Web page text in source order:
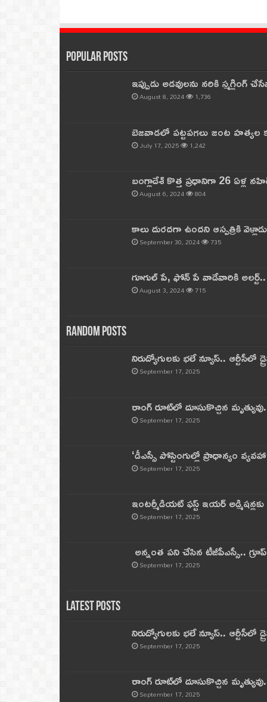
Popular Posts
ఇప్పుడు అడవులను నరికి
August 8, 2024 1,736
బెజవాడలో పట్టపగలు జంట
July 17, 2025 1,242
బంగ్లాదేశ్ కొత్త ప్రధానిగా 26 ఏళ్ల
August 6, 2024 804
కాలు దురదగా ఉందని ఆస్పత్రికి
September 30, 2024 735
గూగుల్ పే, ఫోన్ పే వాడేవారికి
August 3, 2024 715
Random Posts
నిరుద్యోగులకు భలే న్యూస్.. ఆర్టీసీలో
September 17, 2025
రాంగ్ రూట్‌లో దూసుకొచ్చిన
September 17, 2025
‘డీఎస్సీ పోస్టింగుల్లో ప్రాధాన్యం
September 17, 2025
ఇంటర్మీడియట్ ఫస్ట్‌ ఇయర్‌
September 17, 2025
అన్నంత పని చేసిన టీజీపీఎస్సీ..
September 17, 2025
Latest Posts
నిరుద్యోగులకు భలే న్యూస్.. ఆర్టీసీలో
September 17, 2025
రాంగ్ రూట్‌లో దూసుకొచ్చిన
September 17, 2025